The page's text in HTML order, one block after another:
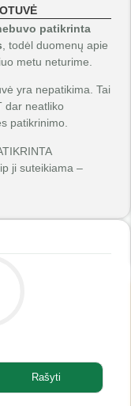
patikrinta
, todėl duomenų apie
metu neturime.
yra nepatikima. Tai
dar neatliko
patikrinimo.
ji suteikiama –
Rašyti